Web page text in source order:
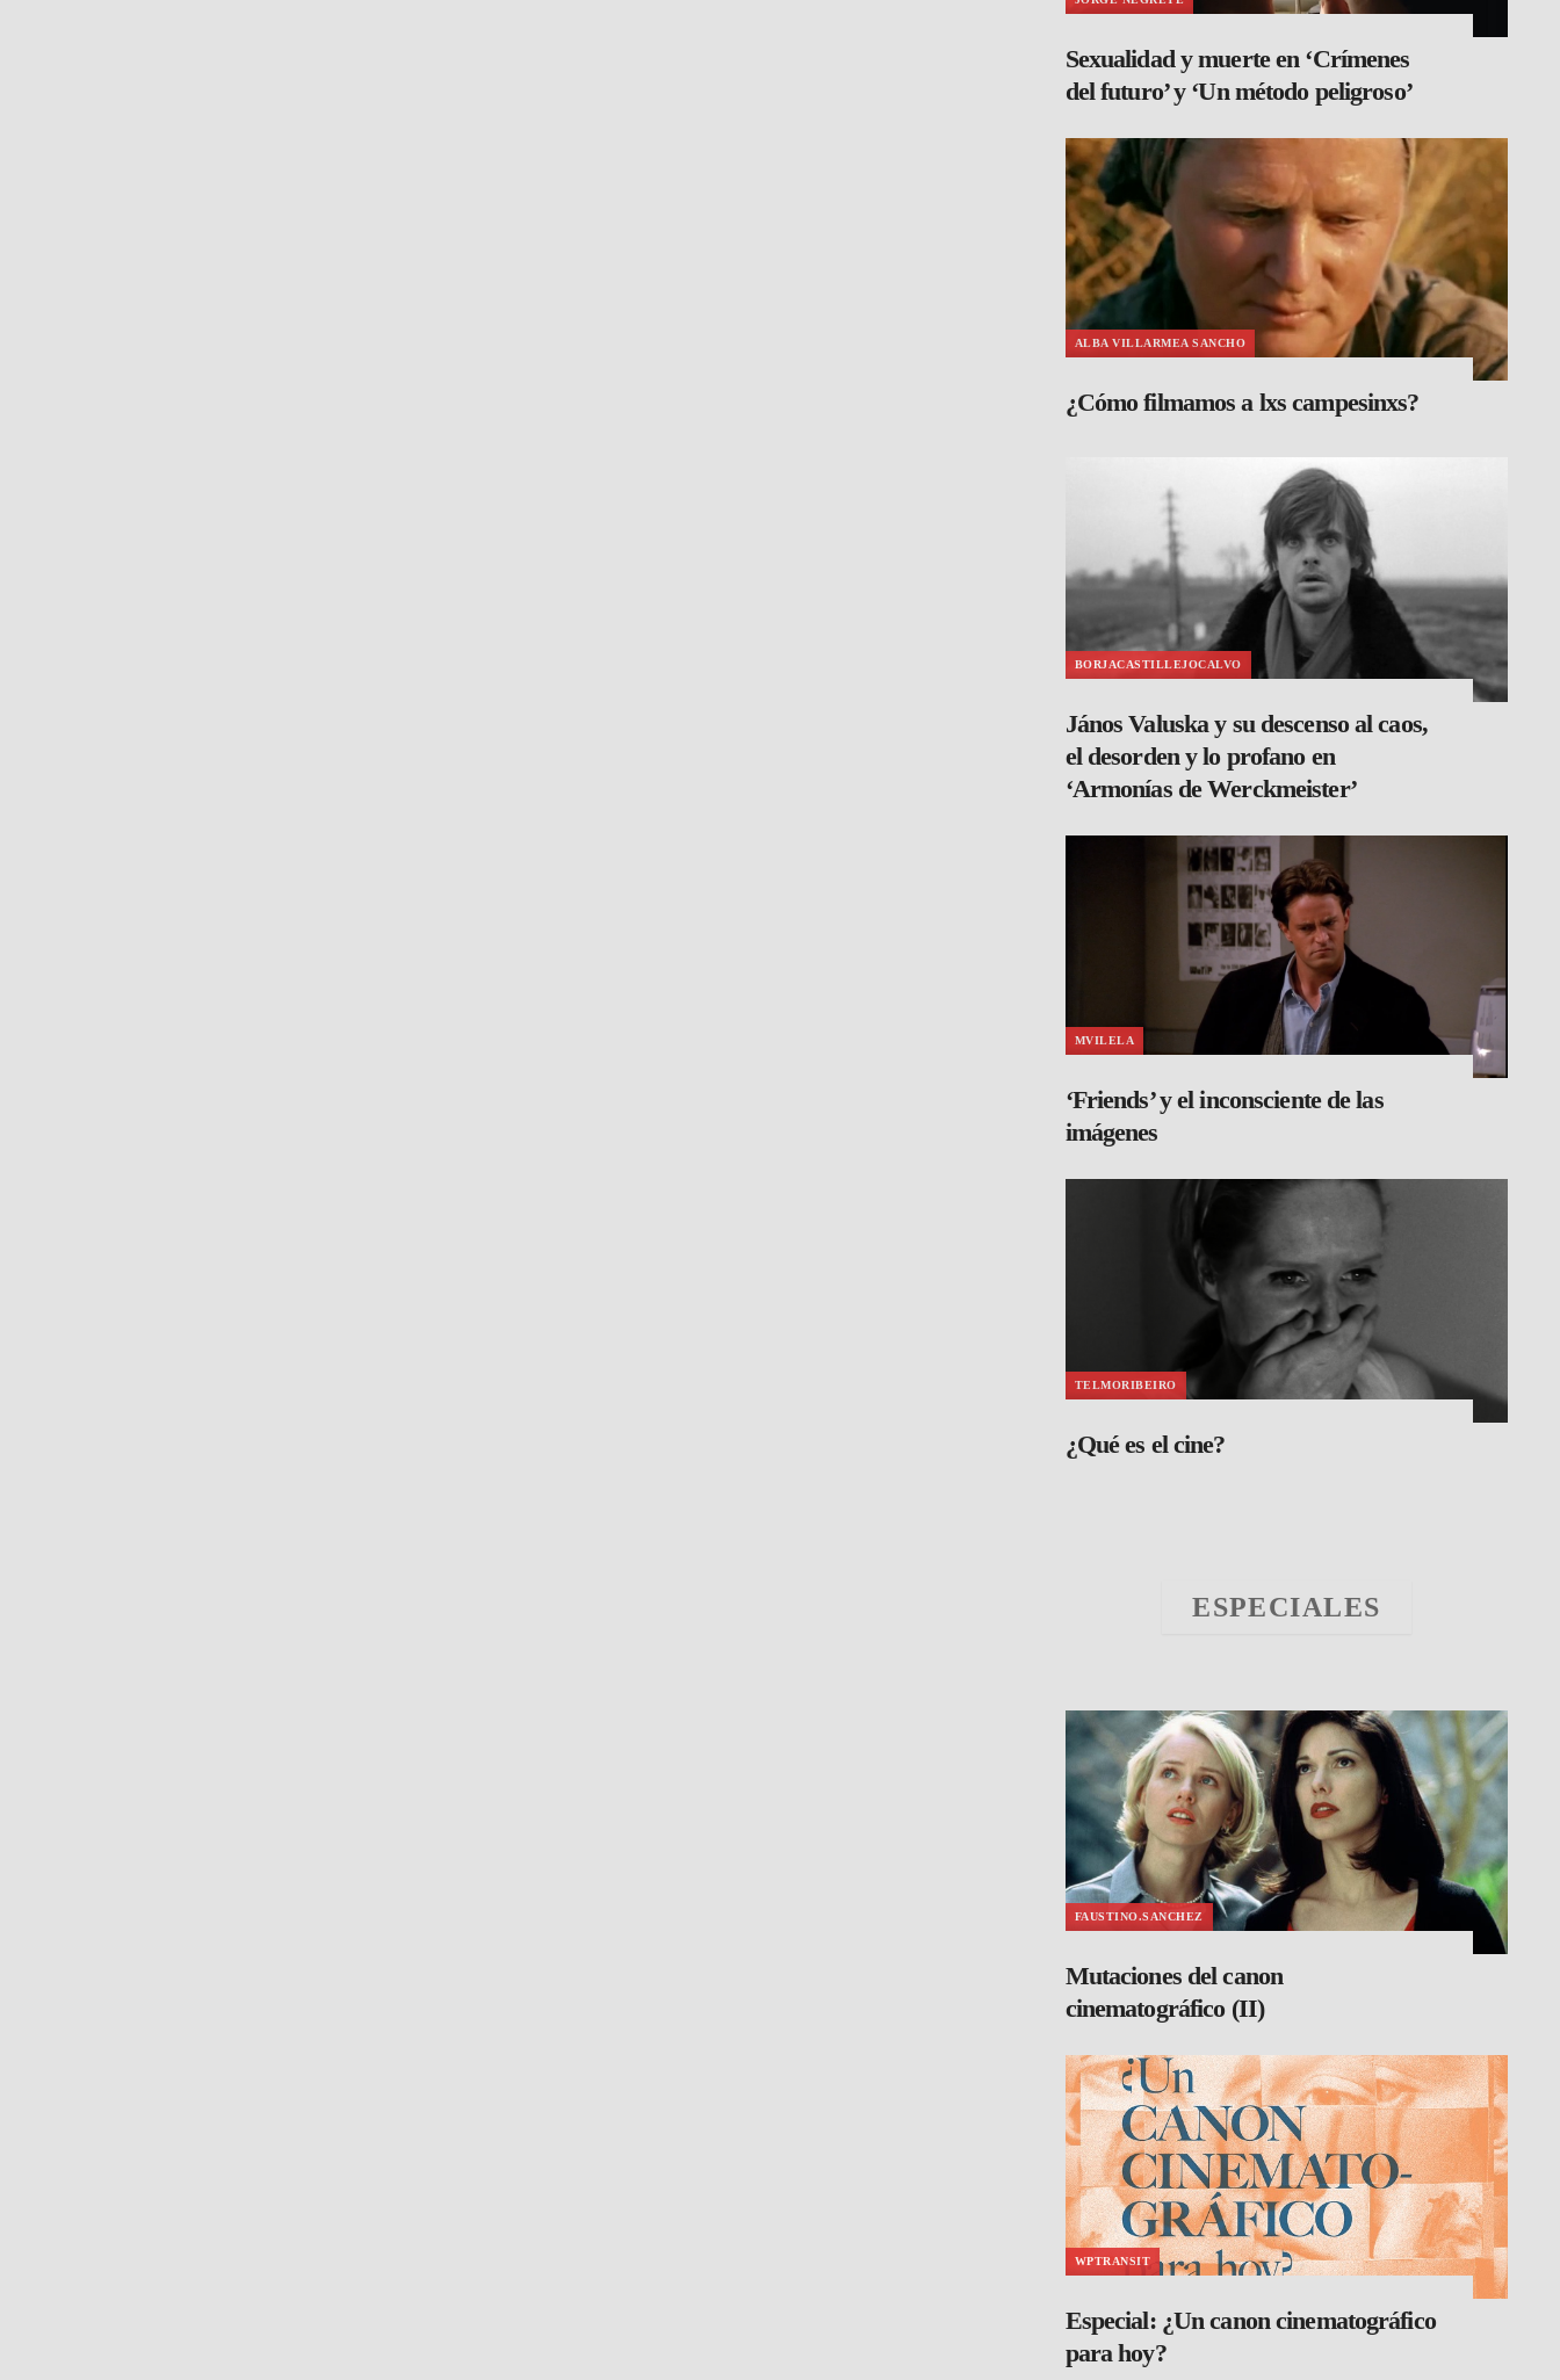
Sexualidad y muerte en ‘Crímenes
del futuro’ y ‘Un método peligroso’
ALBA VILLARMEA SANCHO
¿Cómo filmamos a lxs campesinxs?
BORJACASTILLEJOCALVO
János Valuska y su descenso al caos,
el desorden y lo profano en
‘Armonías de Werckmeister’
MVILELA
‘Friends’ y el inconsciente de las
imágenes
TELMORIBEIRO
¿Qué es el cine?
ESPECIALES
FAUSTINO.SANCHEZ
Mutaciones del canon
cinematográfico (II)
WPTRANSIT
Especial: ¿Un canon cinematográfico
para hoy?